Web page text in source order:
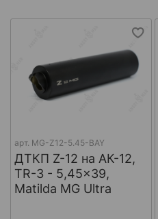
арт. MG-Z12-5.45-BAY
ДТКП Z-12 на АК-12,
TR-3 - 5,45x39,
Matilda MG Ultra